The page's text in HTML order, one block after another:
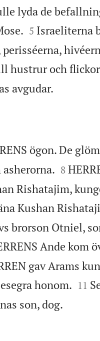
lyda de

5 Israeliterna
hustrur och
avgudar.
ögon. De

8
Rishatajim,
Kushan
brorson Otniel,
Ande kom
gav Arams
honom.
11
son, dog.